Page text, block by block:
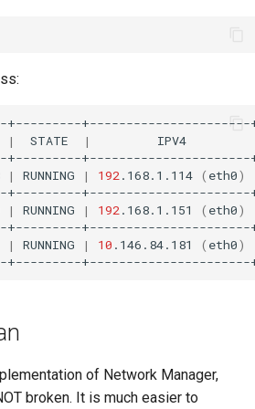
| STATE | IPV4
| RUNNING | 192 .168.1.114 ( eth0)
| RUNNING | 192 .168.1.151 ( eth0)
| RUNNING | 10 .146.84.181 ( eth0)
of Network Manager,
broken. It is much easier to